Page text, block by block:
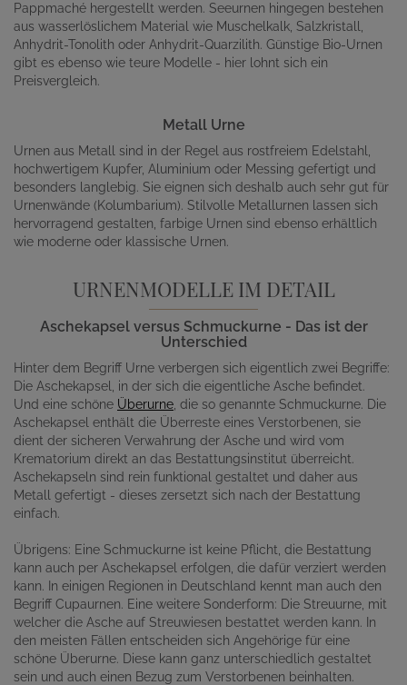
Pappmaché hergestellt werden. Seeurnen hingegen bestehen
aus wasserlöslichem Material wie Muschelkalk, Salzkristall,
Anhydrit-Tonolith oder Anhydrit-Quarzilith. Günstige Bio-Urnen
gibt es ebenso wie teure Modelle - hier lohnt sich ein
Preisvergleich.
Metall Urne
Urnen aus Metall sind in der Regel aus rostfreiem Edelstahl,
hochwertigem Kupfer, Aluminium oder Messing gefertigt und
besonders langlebig. Sie eignen sich deshalb auch sehr gut für
Urnenwände (Kolumbarium). Stilvolle Metallurnen lassen sich
hervorragend gestalten, farbige Urnen sind ebenso erhältlich
wie moderne oder klassische Urnen.
URNENMODELLE IM DETAIL
Aschekapsel versus Schmuckurne - Das ist der
Unterschied
Hinter dem Begriff Urne verbergen sich eigentlich zwei Begriffe:
Die Aschekapsel, in der sich die eigentliche Asche befindet.
Und eine schöne Überurne , die so genannte Schmuckurne. Die
Aschekapsel enthält die Überreste eines Verstorbenen, sie
dient der sicheren Verwahrung der Asche und wird vom
Krematorium direkt an das Bestattungsinstitut überreicht.
Aschekapseln sind rein funktional gestaltet und daher aus
Metall gefertigt - dieses zersetzt sich nach der Bestattung
einfach.
Übrigens: Eine Schmuckurne ist keine Pflicht, die Bestattung
kann auch per Aschekapsel erfolgen, die dafür verziert werden
kann. In einigen Regionen in Deutschland kennt man auch den
Begriff Cupaurnen. Eine weitere Sonderform: Die Streuurne, mit
welcher die Asche auf Streuwiesen bestattet werden kann. In
den meisten Fällen entscheiden sich Angehörige für eine
schöne Überurne. Diese kann ganz unterschiedlich gestaltet
sein und auch einen Bezug zum Verstorbenen beinhalten.